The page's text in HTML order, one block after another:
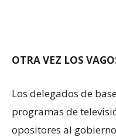
OTRA VEZ LOS
Los delegados de
programas de
opositores al